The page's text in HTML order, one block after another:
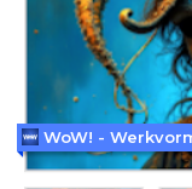
WoW! -